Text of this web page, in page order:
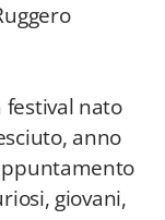
nato
anno
giovani,